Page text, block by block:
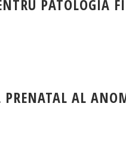
PATOLOGIA
PRENATAL AL